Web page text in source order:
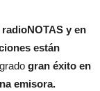
radioNOTAS y en
están
gran éxito en
emisora.